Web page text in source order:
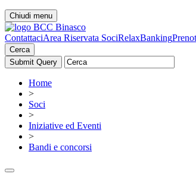
Chiudi menu
ContattaciArea Riservata SociRelaxBanking
Cerca
Home
>
Soci
>
Iniziative ed Eventi
>
Bandi e concorsi